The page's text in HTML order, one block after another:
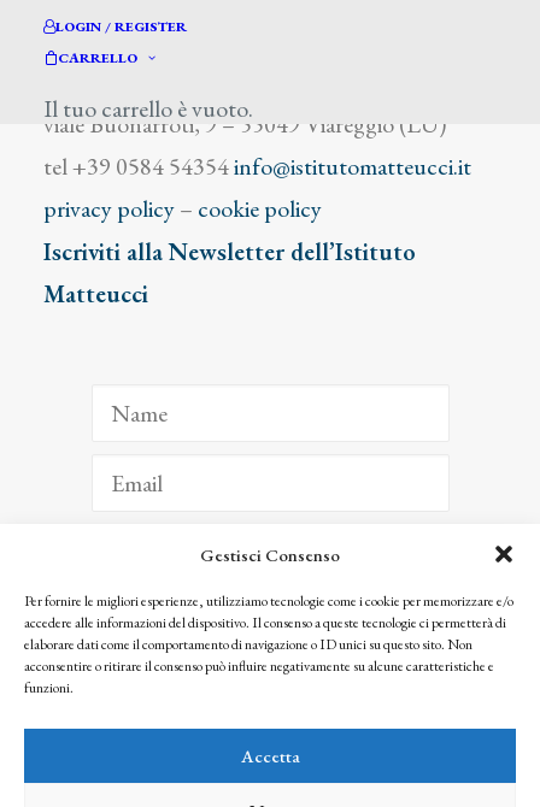
Gestisci Consenso
Per fornire le migliori esperienze, utilizziamo tecnologie come i cookie per memorizzare e/o
accedere alle informazioni del dispositivo. Il consenso a queste tecnologie ci permetterà di
elaborare dati come il comportamento di navigazione o ID unici su questo sito. Non
acconsentire o ritirare il consenso può influire negativamente su alcune caratteristiche e
funzioni.
Accetta
LOGIN / REGISTER
CARRELLO
Il tuo carrello è vuoto.
viale Buonarroti, 9 – 55049 Viareggio (LU)
tel +39 0584 54354info@istitutomatteucci.it
privacy policy– cookie policy
Iscriviti alla Newsletter dell’Istituto
Matteucci
ISCRIVITI
Facendo clic per iscriverti, riconosci che le tue informazioni saranno trattate
seguendo la nostra Privacy Policy
© 2025 Istituto Matteucci. All right reserved
l’autorizzazione scritta dei proprietari dei diritti e dell’Istituto Matteucci